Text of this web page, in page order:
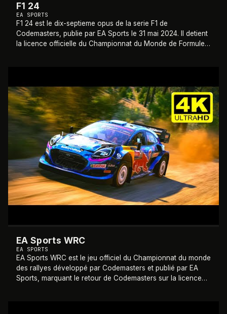
F1 24
EA SPORTS
F1 24 est le dix-septieme opus de la serie F1 de
Codemasters, publie par EA Sports le 31 mai 2024. Il detient
la licence officielle du Championnat du Monde de Formule 1
EA Sports WRC
EA SPORTS
EA Sports WRC est le jeu officiel du Championnat du monde
des rallyes développé par Codemasters et publié par EA
Sports, marquant le retour de Codemasters sur la licence